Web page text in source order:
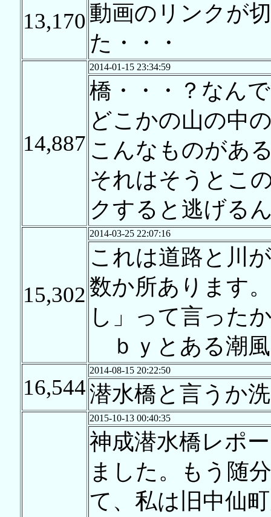
13,170 動画のリンクが
た・・・
14,887
2014-01-15 23:34:59
橋・・・？なん
どこかの山の中
こんなものがあ
それはそうとこ
クすると逃げる
15,302
2014-03-25 22:07:16
これは道路と川
数か所あります
し」って言った
ｂｙとある潮
16,544
2014-08-15 20:22:50
潜水橋と言うか
2015-10-13 00:40:35
神成潜水橋レポ
ました。もう随
て、私は旧中仙